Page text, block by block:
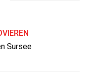
Sursee